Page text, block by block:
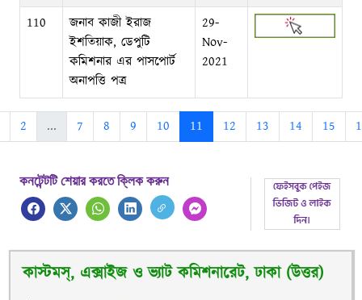
110
জনাব কাজী ইরাজ
ইশতিয়াক, ডেপুটি
কমিশনার এর পাসপোর্ট
অনাপত্তি পত্র
29-
Nov-
2021
2 ... 7 8 9 10 11 12 13 14 15
কনটেন্টটি শেয়ার করতে ক্লিক করুন
কাস্টমস্, এক্সাইজ ও ভ্যাট কমিশনারেট, ঢাকা (উত্তর)